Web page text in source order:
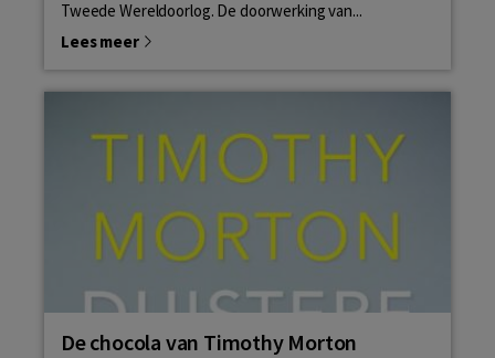
Tweede Wereldoorlog. De doorwerking van...
Lees meer
De chocola van Timothy Morton